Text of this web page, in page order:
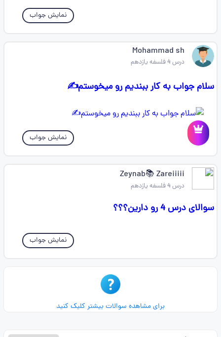
نمایش جواب
Mohammad sh
درس 4 فلسفه یازدهم
سلام جواب به کار ببندیم رو میخوستم✍
نمایش جواب
Zeynab📚 Zareiiiii
درس 4 فلسفه یازدهم
سوالای درس 4 رو دارین؟؟؟
نمایش جواب
برای مشاهده سوالات بیشتر کلیک کنید